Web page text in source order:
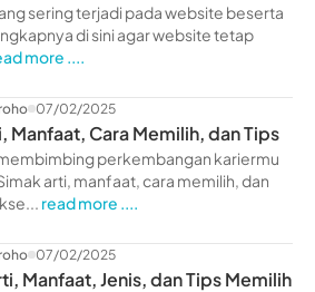
sering terjadi pada website beserta
di sini agar website tetap
more ....
07/02/2025
Manfaat, Cara Memilih, dan Tips
perkembangan kariermu
arti, manfaat, cara memilih, dan
read more ....
07/02/2025
Manfaat, Jenis, dan Tips Memilih